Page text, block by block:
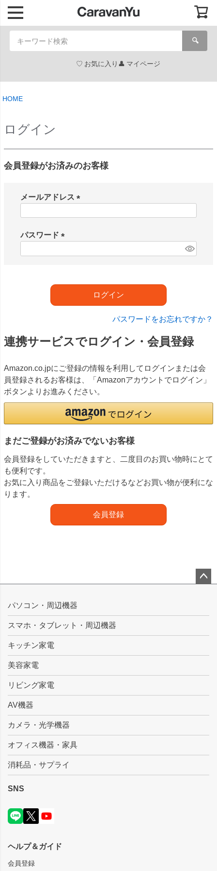
🔍
お気に入り マイページ
HOME
ログイン
会員登録がお済みのお客様
メールアドレス
パスワード
)
ログイン
パスワードをお忘れですか？
連携サービスでログイン・会員登録
Amazon.co.jpにご登録の情報を利用してログインまたは会
員登録されるお客様は、「Amazonアカウントでログイン」
ボタンよりお進みください。
まだご登録がお済みでないお客様
会員登録をしていただきますと、二度目のお買い物時にとて
も便利です。
お気に入り商品をご登録いただけるなどお買い物が便利にな
ります。
会員登録
ップ
パソコン・周辺機器
スマホ・タブレット・周辺機器
キッチン家電
美容家電
リビング家電
AV機器
カメラ・光学機器
オフィス機器・家具
消耗品・サプライ
SNS
ヘルプ＆ガイド
会員登録